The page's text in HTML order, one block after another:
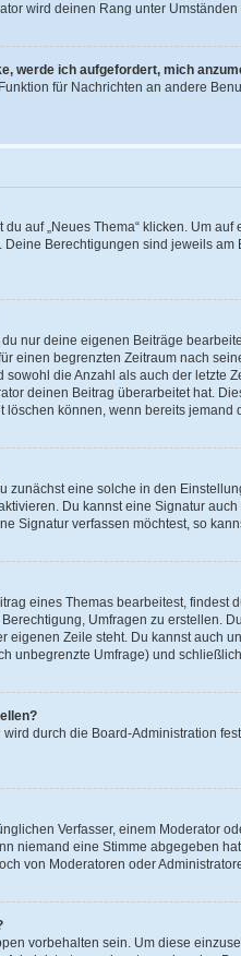
wird deinen Rang unter
werde ich aufgefordert, mich
für Nachrichten an andere
auf „Neues Thema“ klicken. Um
Berechtigungen sind jeweils
nur deine eigenen Beiträge
einen begrenzten Zeitraum nach
die Anzahl als auch der
deinen Beitrag überarbeitet hat.
können, wenn bereits jemand
zunächst eine solche in den
Du kannst eine Signatur
Signatur verfassen möchtest, so
eines Themas bearbeitest,
Umfragen zu erstellen.
Zeile steht. Du kannst auch
unbegrenzte Umfrage) und
durch die Board-Administration
Verfasser, einem Moderator
niemand eine Stimme abgegeben
von Moderatoren oder
vorbehalten sein. Um diese